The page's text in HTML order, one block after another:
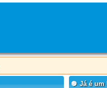
Já é um